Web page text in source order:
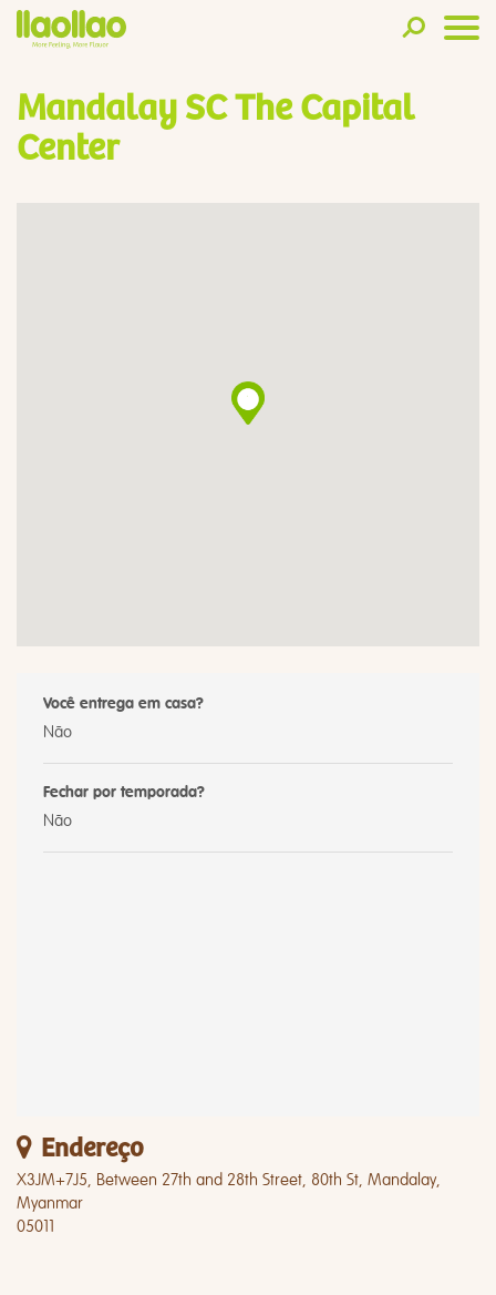
Mandalay SC The Capital
Center
Você entrega em casa?
Não
Fechar por temporada?
Não
Endereço
X3JM+7J5, Between 27th and 28th Street, 80th St, Mandalay,
Myanmar
05011